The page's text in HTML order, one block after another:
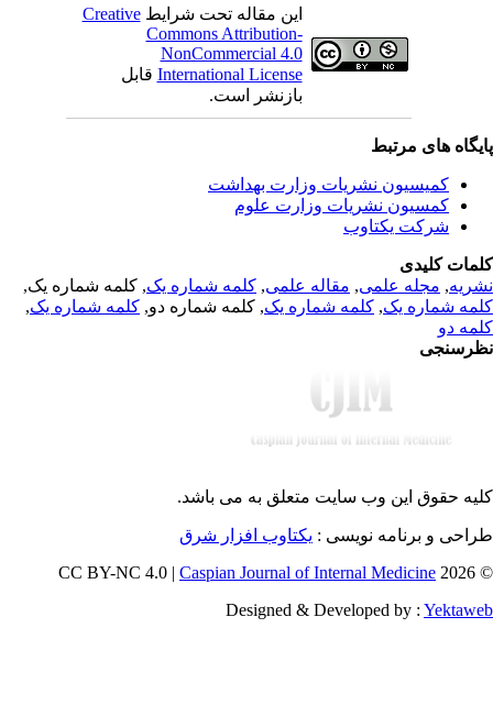
این مقاله تحت شرایطCreative
Commons Attribution-
NonCommercial 4.0
International Licenseقابل
بازنشر است.
های مرتبط
کمیسیون نشریات وزارت بهداشت
کمسیون نشریات وزارت علوم
شرکت یکتاوب
کلیدی
,مجله علمی, مقاله علمی, کلمه شماره یک, کلمه شماره یک,
شماره یک,کلمه شماره یک, کلمه شماره دو,کلمه شماره یک,
دو
حقوق این وب سایت متعلق بهمی باشد.
و برنامه نویسی : یکتاوب افزار شرق
©
Caspian Journal of Internal Medicine
Designed & Developed by :